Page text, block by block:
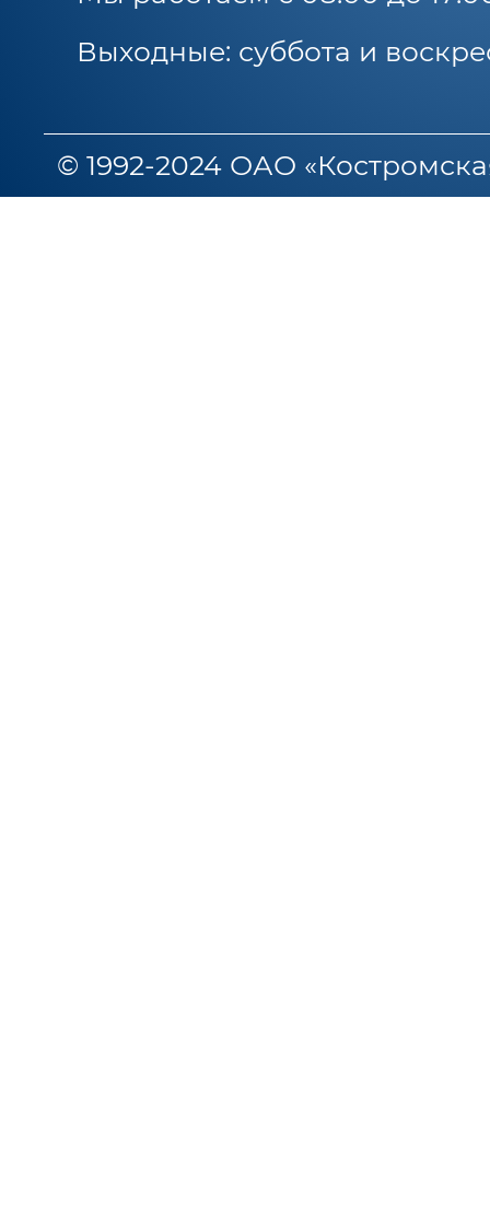
Выходные: суббота и
© 1992-2024 ОАО